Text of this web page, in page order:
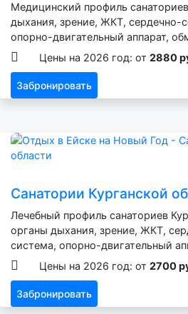
Медицинский профиль
дыхания, зрение, ЖКТ, сердечно-
опорно-двигательный аппарат,
Цены на 2026 год: от 2880
Забронировать
Санатории Курганской
Лечебный профиль санаториев
органы дыхания, зрение, ЖКТ,
система, опорно-двигательный
Цены на 2026 год: от 2700
Забронировать